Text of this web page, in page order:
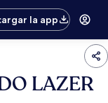
la app
LAZER